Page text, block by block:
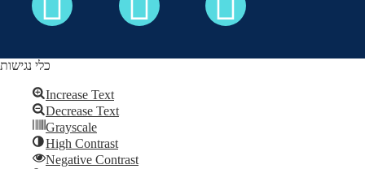
Skip to content
כלי נגישות
Increase Text
Decrease Text
Grayscale
High Contrast
Negative Contrast